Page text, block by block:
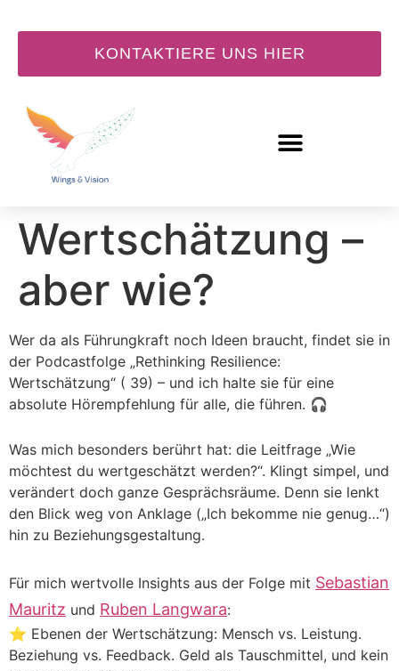
KONTAKTIERE UNS HIER
Wirksame
Wertschätzung –
aber wie?
Wer da als Führungkraft noch Ideen braucht, findet sie in
der Podcastfolge „Rethinking Resilience:
Wertschätzung“ ( 39) – und ich halte sie für eine
absolute Hörempfehlung für alle, die führen. 🎧
Was mich besonders berührt hat: die Leitfrage „Wie
möchtest du wertgeschätzt werden?“. Klingt simpel, und
verändert doch ganze Gesprächsräume. Denn sie lenkt
den Blick weg von Anklage („Ich bekomme nie genug…“)
hin zu Beziehungsgestaltung.
Für mich wertvolle Insights aus der Folge mit Sebastian
Mauritz und Ruben Langwara:
⭐️ Ebenen der Wertschätzung: Mensch vs. Leistung.
Beziehung vs. Feedback. Geld als Tauschmittel, und kein